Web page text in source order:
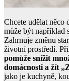
Chcete udělat něco
může být například
Zahrnuje změnu
životní prostředí.
pomůže snížit
domácnosti a žít
jako je kuchyně,